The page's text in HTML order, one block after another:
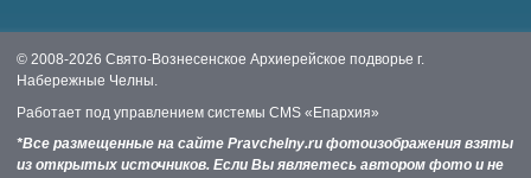
© 2008-2026 Свято-Вознесенское Архиерейское подворье г.
Набережные Челны.
Работает под управлением системы CMS «Епархия»
*Все размещенные на сайте Pravchelny.ru фотоизображения взяты
из открытых источников. Если Вы являетесь автором фото и не